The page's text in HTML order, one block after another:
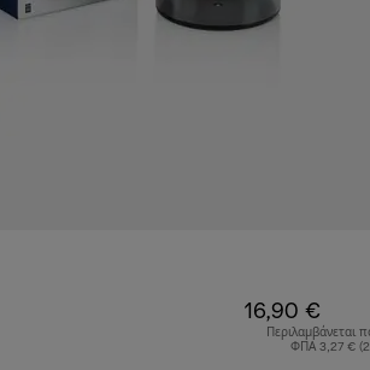
16,90 €
Περιλαμβάνεται
ΦΠΑ 3,27 €